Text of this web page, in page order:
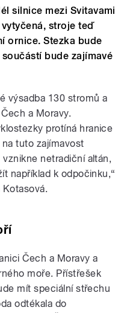
silnice mezi Svitavami
stroje teď
ornice. Stezka bude
bude zajímavé
výsadba 130 stromů a
a Moravy.
protíná hranice
tuto zajímavost
netradiční altán,
například k odpočinku,“
Čech a Moravy a
moře. Přístřešek
mít speciální střechu
odtékala do